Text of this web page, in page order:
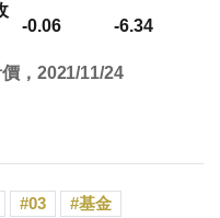
-0.06 -6.34
，2021/11/24
03
基金